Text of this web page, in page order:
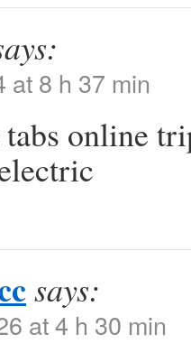
at 8 h 37 min
online
says:
at 4 h 30 min